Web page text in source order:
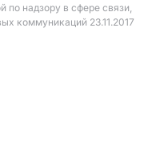
по надзору в сфере связи,
коммуникаций 23.11.2017